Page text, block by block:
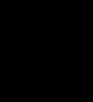
и понятный
фотосувенирами.